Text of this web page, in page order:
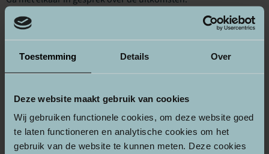
Toestemming Details Over
Deze website maakt gebruik van cookies
Wij gebruiken functionele cookies, om deze website goed
te laten functioneren en analytische cookies om het
gebruik van de website te kunnen meten. Deze cookies
Welke patronen vallen op?
Welke stellingen roepen herkenning of discussie op?
Waarin verschillen jullie qua aanpak of overtuiging?
Stap 3: Vervolg (15 min)
kansen? Zijn er acties die jullie willen oppakken of thema’s die
verdere verdieping vragen?
Download werkvorm